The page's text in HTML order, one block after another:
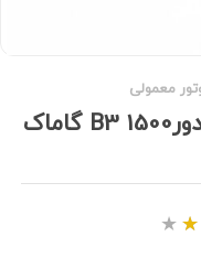
معمولی
★
★